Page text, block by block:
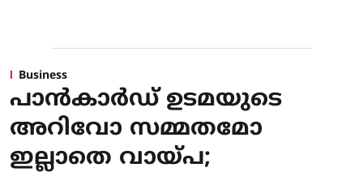
Business
പാന്‍കാര്‍ഡ് ഉടമയുടെ
അറിവോ സമ്മതമോ
ഇല്ലാതെ വായ്പ;